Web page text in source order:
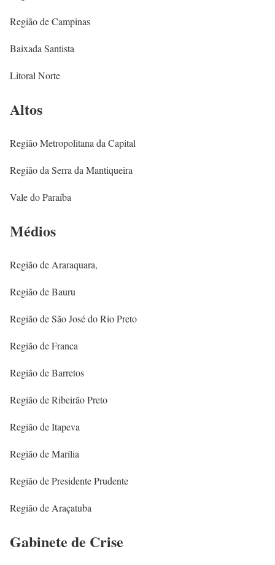
Região de Campinas
Baixada Santista
Litoral Norte
Altos
Região Metropolitana da Capital
Região da Serra da Mantiqueira
Vale do Paraíba
Médios
Região de Araraquara,
Região de Bauru
Região de São José do Rio Preto
Região de Franca
Região de Barretos
Região de Ribeirão Preto
Região de Itapeva
Região de Marília
Região de Presidente Prudente
Região de Araçatuba
Gabinete de Crise